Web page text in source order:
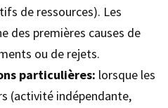
de ressources). Les
des premières causes de
ou de rejets.
particulières: lorsque les
(activité indépendante,